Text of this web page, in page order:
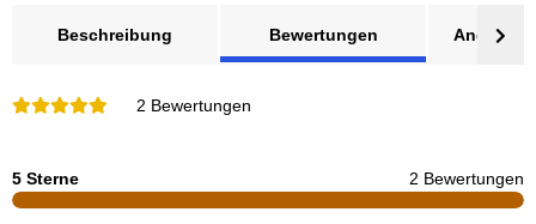
Beschreibung Bewertungen Angebot
2 Bewertungen
5 Sterne 2 Bewertungen